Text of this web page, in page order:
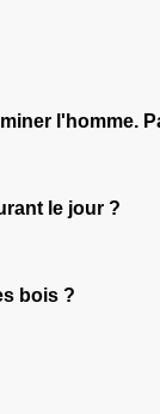
l'homme.
le jour ?
bois ?